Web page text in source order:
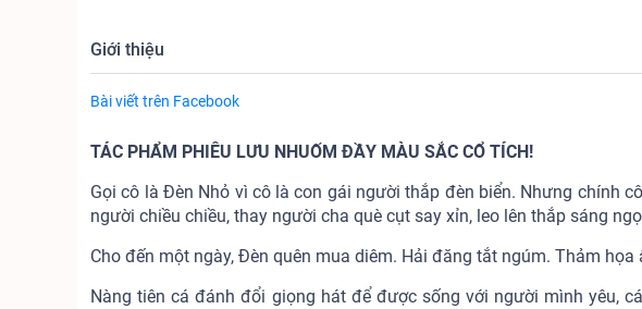
Giới thiệu
Bài viết trên Facebook
TÁC PHẨM PHIÊU LƯU NHUỐM ĐẦY MÀU SẮC CỔ TÍCH!
Gọi cô là Đèn Nhỏ vì cô là con gái người thắp đèn biển. Nhưng chính
người chiều chiều, thay người cha què cụt say xỉn, leo lên thắp sáng
Cho đến một ngày, Đèn quên mua diêm. Hải đăng tắt ngúm. Thảm họa
Nàng tiên cá đánh đổi giọng hát để được sống với người mình yêu,